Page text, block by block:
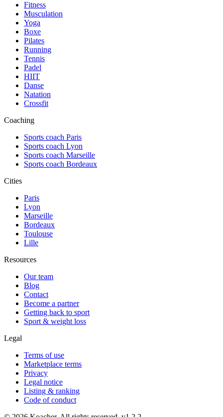
Fitness
Musculation
Yoga
Boxe
Pilates
Running
Tennis
Padel
HIIT
Danse
Natation
Crossfit
Coaching
Sports coach Paris
Sports coach Lyon
Sports coach Marseille
Sports coach Bordeaux
Cities
Paris
Lyon
Marseille
Bordeaux
Toulouse
Lille
Resources
Our team
Blog
Contact
Become a partner
Getting back to sport
Sport & weight loss
Legal
Terms of use
Marketplace terms
Privacy
Legal notice
Listing & ranking
Code of conduct